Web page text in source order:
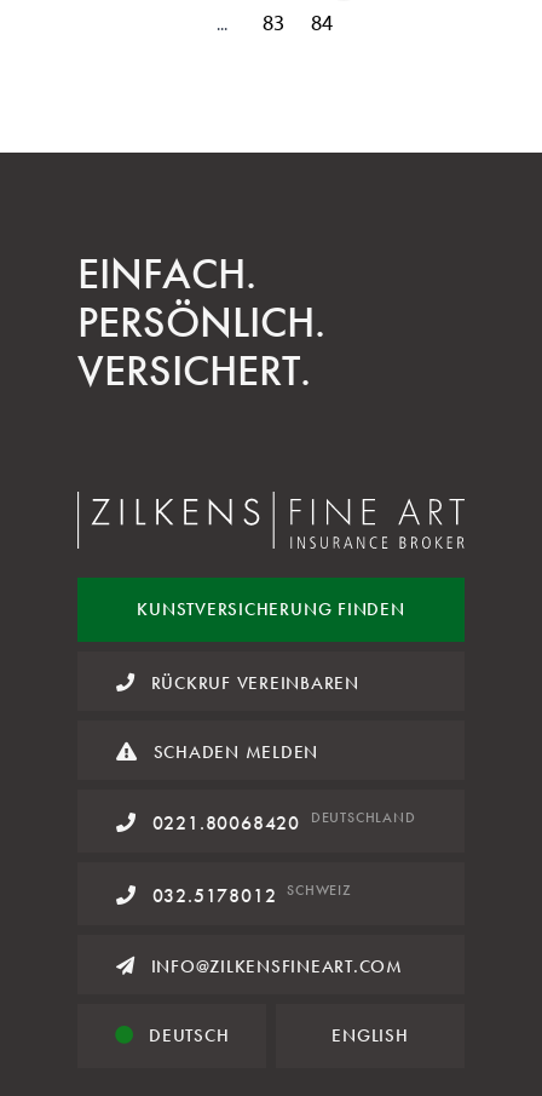
... 83 84
EINFACH.
PERSÖNLICH.
VERSICHERT.
KUNSTVERSICHERUNG FINDEN
RÜCKRUF VEREINBAREN
SCHADEN MELDEN
0221.80068420 DEUTSCHLAND
032.5178012 SCHWEIZ
INFO@ZILKENSFINEART.COM
DEUTSCH ENGLISH